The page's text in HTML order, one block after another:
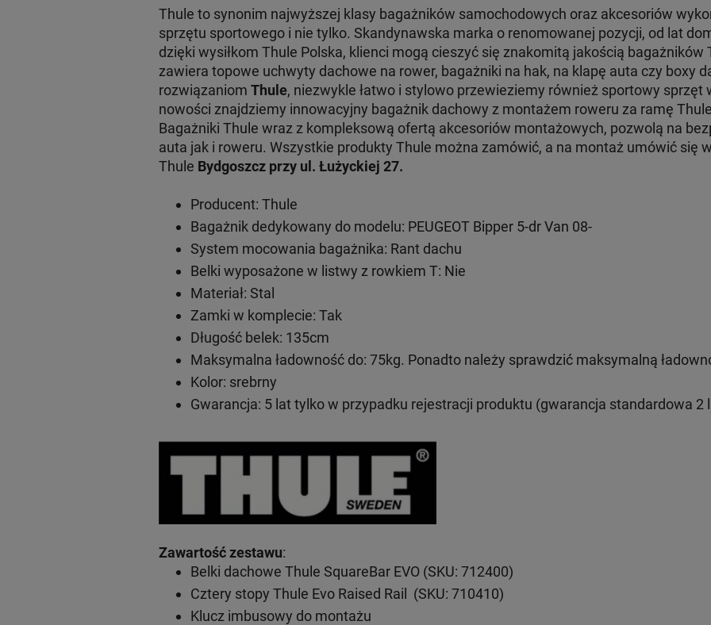
Thule to synonim najwyższej klasy bagażników samochodowych oraz akcesoriów
sprzętu sportowego i nie tylko. Skandynawska marka o renomowanej pozycji, od lat
dzięki wysiłkom Thule Polska, klienci mogą cieszyć się znakomitą jakością
zawiera topowe uchwyty dachowe na rower, bagażniki na hak, na klapę auta czy boxy
rozwiązaniom Thule, niezwykle łatwo i stylowo przewieziemy również sportowy sprzęt
nowości znajdziemy innowacyjny bagażnik dachowy z montażem roweru za ramę
Bagażniki Thule wraz z kompleksową ofertą akcesoriów montażowych, pozwolą na
auta jak i roweru. Wszystkie produkty Thule można zamówić, a na montaż umówić się
Thule Bydgoszcz przy ul. Łużyckiej 27.
Producent: Thule
Bagażnik dedykowany do modelu: PEUGEOT Bipper 5-dr Van 08-
System mocowania bagażnika: Rant dachu
Belki wyposażone w listwy z rowkiem T: Nie
Materiał: Stal
Zamki w komplecie: Tak
Długość belek: 135cm
Maksymalna ładowność do: 75kg. Ponadto należy sprawdzić maksymalną
Kolor: srebrny
Gwarancja: 5 lat tylko w przypadku rejestracji produktu (gwarancja standardowa 2
Zawartość zestawu:
Belki dachowe Thule SquareBar EVO (SKU: 712400)
Cztery stopy Thule Evo Raised Rail (SKU: 710410)
Klucz imbusowy do montażu